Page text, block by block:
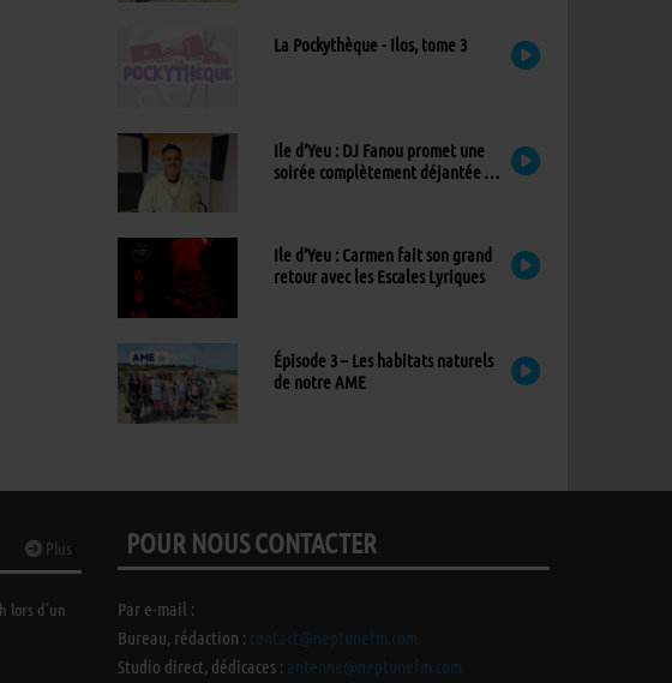
La Pockythèque - Ilos, tome 3
Ile d’Yeu : DJ Fanou promet une
soirée complètement déjantée à
Ile d’Yeu : Carmen fait son grand
retour avec les Escales Lyriques
Épisode 3 – Les habitats naturels
de notre AME
Plus
lors d’un
POUR NOUS CONTACTER
Par e-mail :
Bureau, rédaction : contact@neptunefm.com
Studio direct, dédicaces : antenne@neptunefm.com